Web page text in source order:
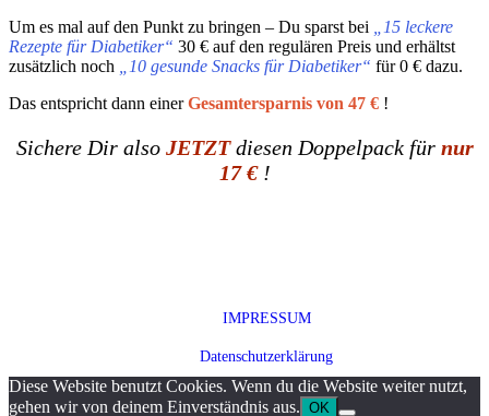
Um es mal auf den Punkt zu bringen – Du sparst bei
„15 leckere
Rezepte für Diabetiker“ 30 € auf den regulären Preis und erhältst
zusätzlich noch
„10 gesunde Snacks für Diabetiker“ für 0 € dazu.
Das entspricht dann einer Gesamtersparnis von 47 € !
Sichere Dir also JETZTdiesen Doppelpack für nur
17 €!
IMPRESSUM
Datenschutzerklärung
Diese Website benutzt Cookies. Wenn du die Website weiter nutzt,
gehen wir von deinem Einverständnis aus. OK